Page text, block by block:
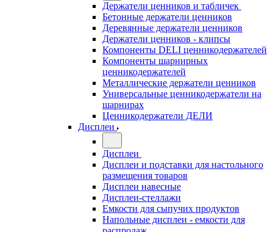
Держатели ценников и табличек
Бетонные держатели ценников
Деревянные держатели ценников
Держатели ценников - клипсы
Компоненты DELI ценникодержателей
Компоненты шарнирных
ценникодержателей
Металлические держатели ценников
Универсальные ценникодержатели на
шарнирах
Ценникодержатели ДЕЛИ
Дисплеи
Дисплеи
Дисплеи и подставки для настольного
размещения товаров
Дисплеи навесные
Дисплеи-стеллажи
Емкости для сыпучих продуктов
Напольные дисплеи - емкости для